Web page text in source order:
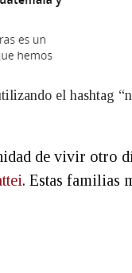
el hashtag
de vivir otro
. Estas familias